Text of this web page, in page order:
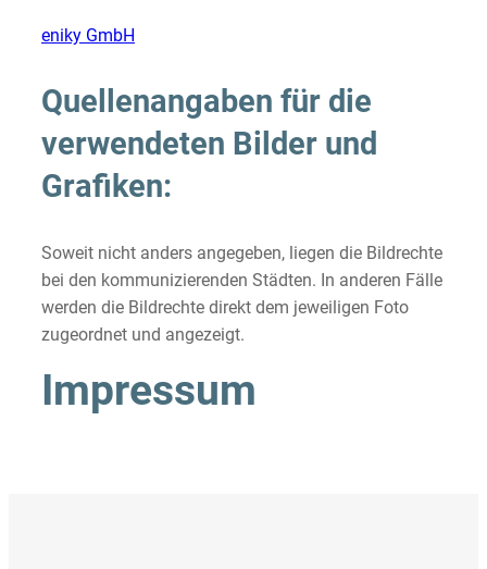
eniky GmbH
Quellenangaben für die
verwendeten Bilder und
Grafiken:
Soweit nicht anders angegeben, liegen die Bildrechte
bei den kommunizierenden Städten. In anderen Fälle
werden die Bildrechte direkt dem jeweiligen Foto
zugeordnet und angezeigt.
Impressum